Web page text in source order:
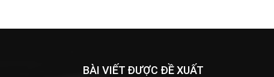
BÀI VIẾT ĐƯỢC ĐỀ XUẤT